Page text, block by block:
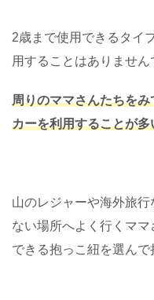
2歳まで使用できるタイ
用することはありません
周りのママさんたちを
カーを利用することが多
山のレジャーや海外旅
ない場所へよく行くマ
できる抱っこ紐を選んで